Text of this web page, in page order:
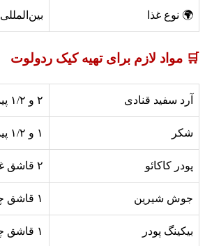
🌍 نوع غذا بین‌المللی
🛒 مواد لازم برای تهیه کیک ردولوت
آرد سفید قنادی ۲ و ۱/۲ پیمانه
شکر ۱ و ۱/۲ پیمانه
پودر کاکائو ۲ قاشق غذاخوری
جوش شیرین ۱ قاشق چای‌خوری
بیکینگ پودر ۱ قاشق چای‌خوری